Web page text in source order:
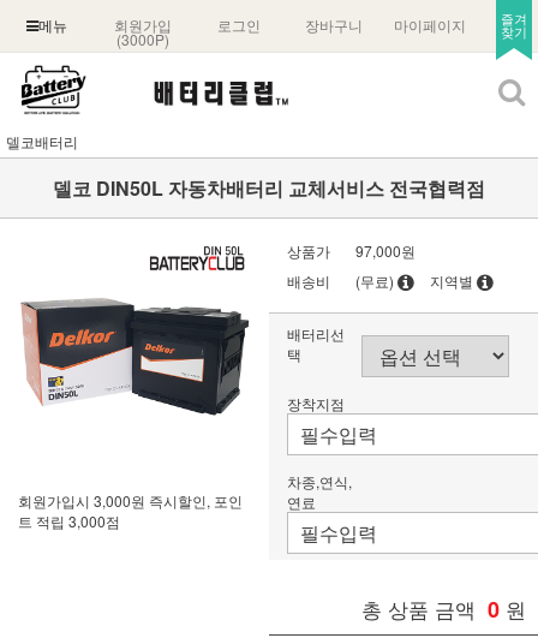
메뉴 회원가입
(3000P)
로그인 장바구니 마이페이지 즐겨
찾기
델코배터리
델코 DIN50L 자동차배터리 교체서비스 전국협력점
회원가입시 3,000원 즉시할인, 포인
트 적립 3,000점
상품가
97,000원
배송비
(무료) 지역별
배터리선
택
장착지점
차종,연식,
연료
총 상품 금액 0 원